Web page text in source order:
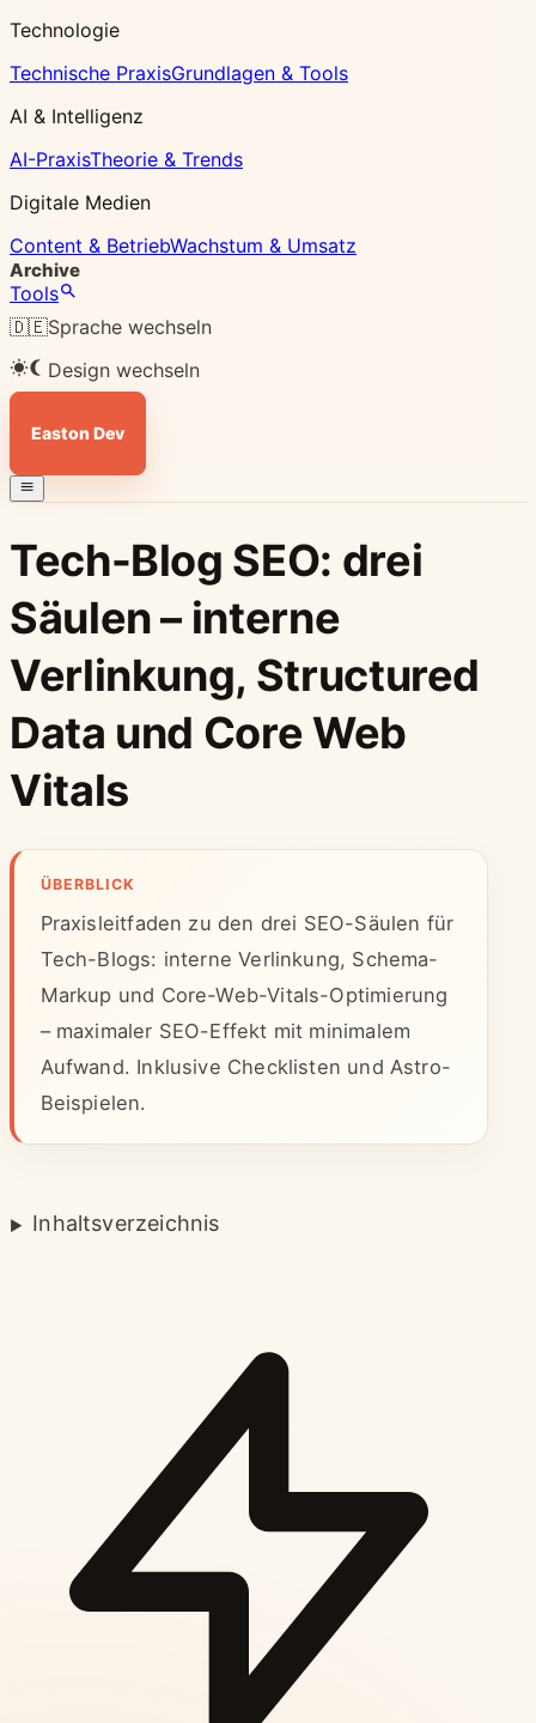
Technologie
Technische PraxisGrundlagen & Tools
AI & Intelligenz
AI-PraxisTheorie & Trends
Digitale Medien
Content & BetriebWachstum & Umsatz
Archive
Tools
🇩🇪Sprache wechseln
Design wechseln
Easton Dev
Tech-Blog SEO: drei
Säulen – interne
Verlinkung, Structured
Data und Core Web
Vitals
ÜBERBLICK
Praxisleitfaden zu den drei SEO-Säulen für
Tech-Blogs: interne Verlinkung, Schema-
Markup und Core-Web-Vitals-Optimierung
– maximaler SEO-Effekt mit minimalem
Aufwand. Inklusive Checklisten und Astro-
Beispielen.
Inhaltsverzeichnis